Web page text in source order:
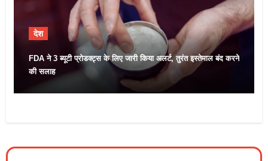
देश
FDA ने 3 ब्यूटी प्रोडक्ट्स के लिए जारी किया अलर्ट, तुरंत इस्तेमाल बंद करने
की सलाह